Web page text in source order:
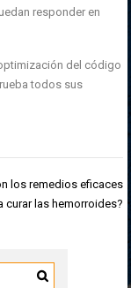
responder en
del código
todos sus
los remedios eficaces
curar las hemorroides?